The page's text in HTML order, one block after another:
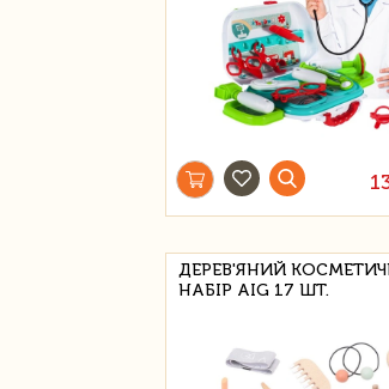
ДЕРЕВ'ЯНИЙ
НАБІР AIG 17 ШТ.